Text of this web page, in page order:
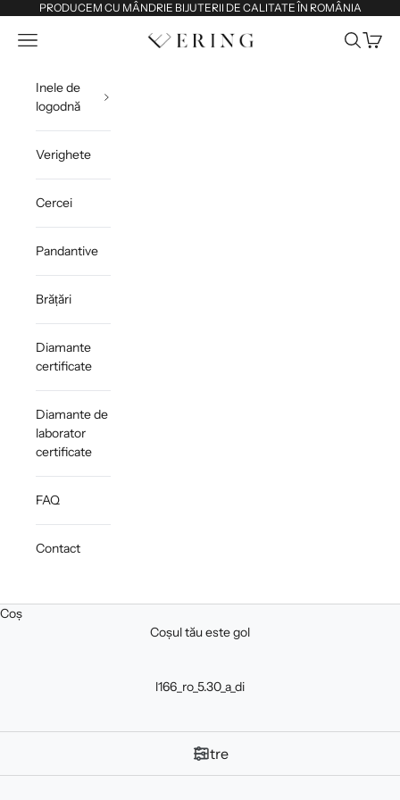
Sari la conținutPRODUCEM CU MÂNDRIE BIJUTERII DE CALITATE ÎN ROMÂNIA
Ering
Deschide meniul de navigare Deschide
Inele de
logodnă
Verighete
Cercei
Pandantive
Brățări
Diamante
certificate
Diamante de
laborator
certificate
FAQ
Contact
Coș
Coșul tău este gol
l166_ro_5.30_a_di
Filtre